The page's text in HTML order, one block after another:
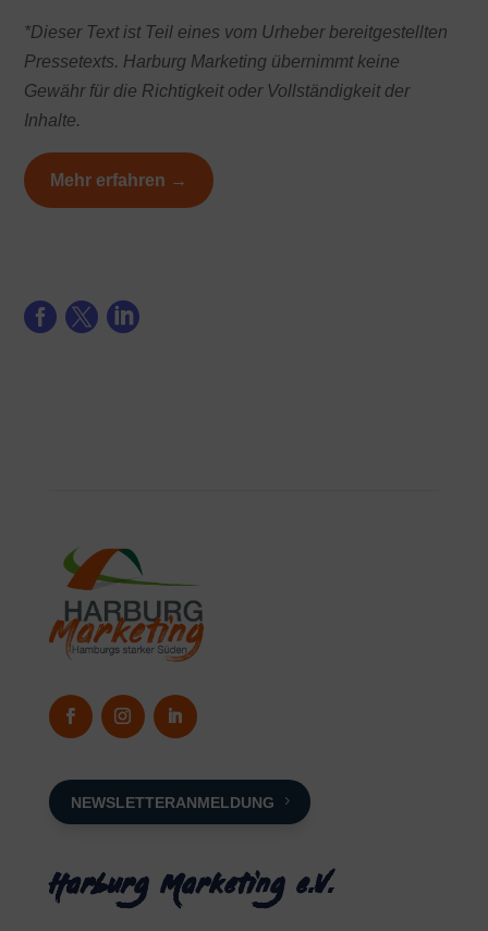
*Dieser Text ist Teil eines vom Urheber bereitgestellten
Pressetexts. Harburg Marketing übernimmt keine
Gewähr für die Richtigkeit oder Vollständigkeit der
Inhalte.
Mehr erfahren →
  
NEWSLETTERANMELDUNG
Harburg Marketing e.V.